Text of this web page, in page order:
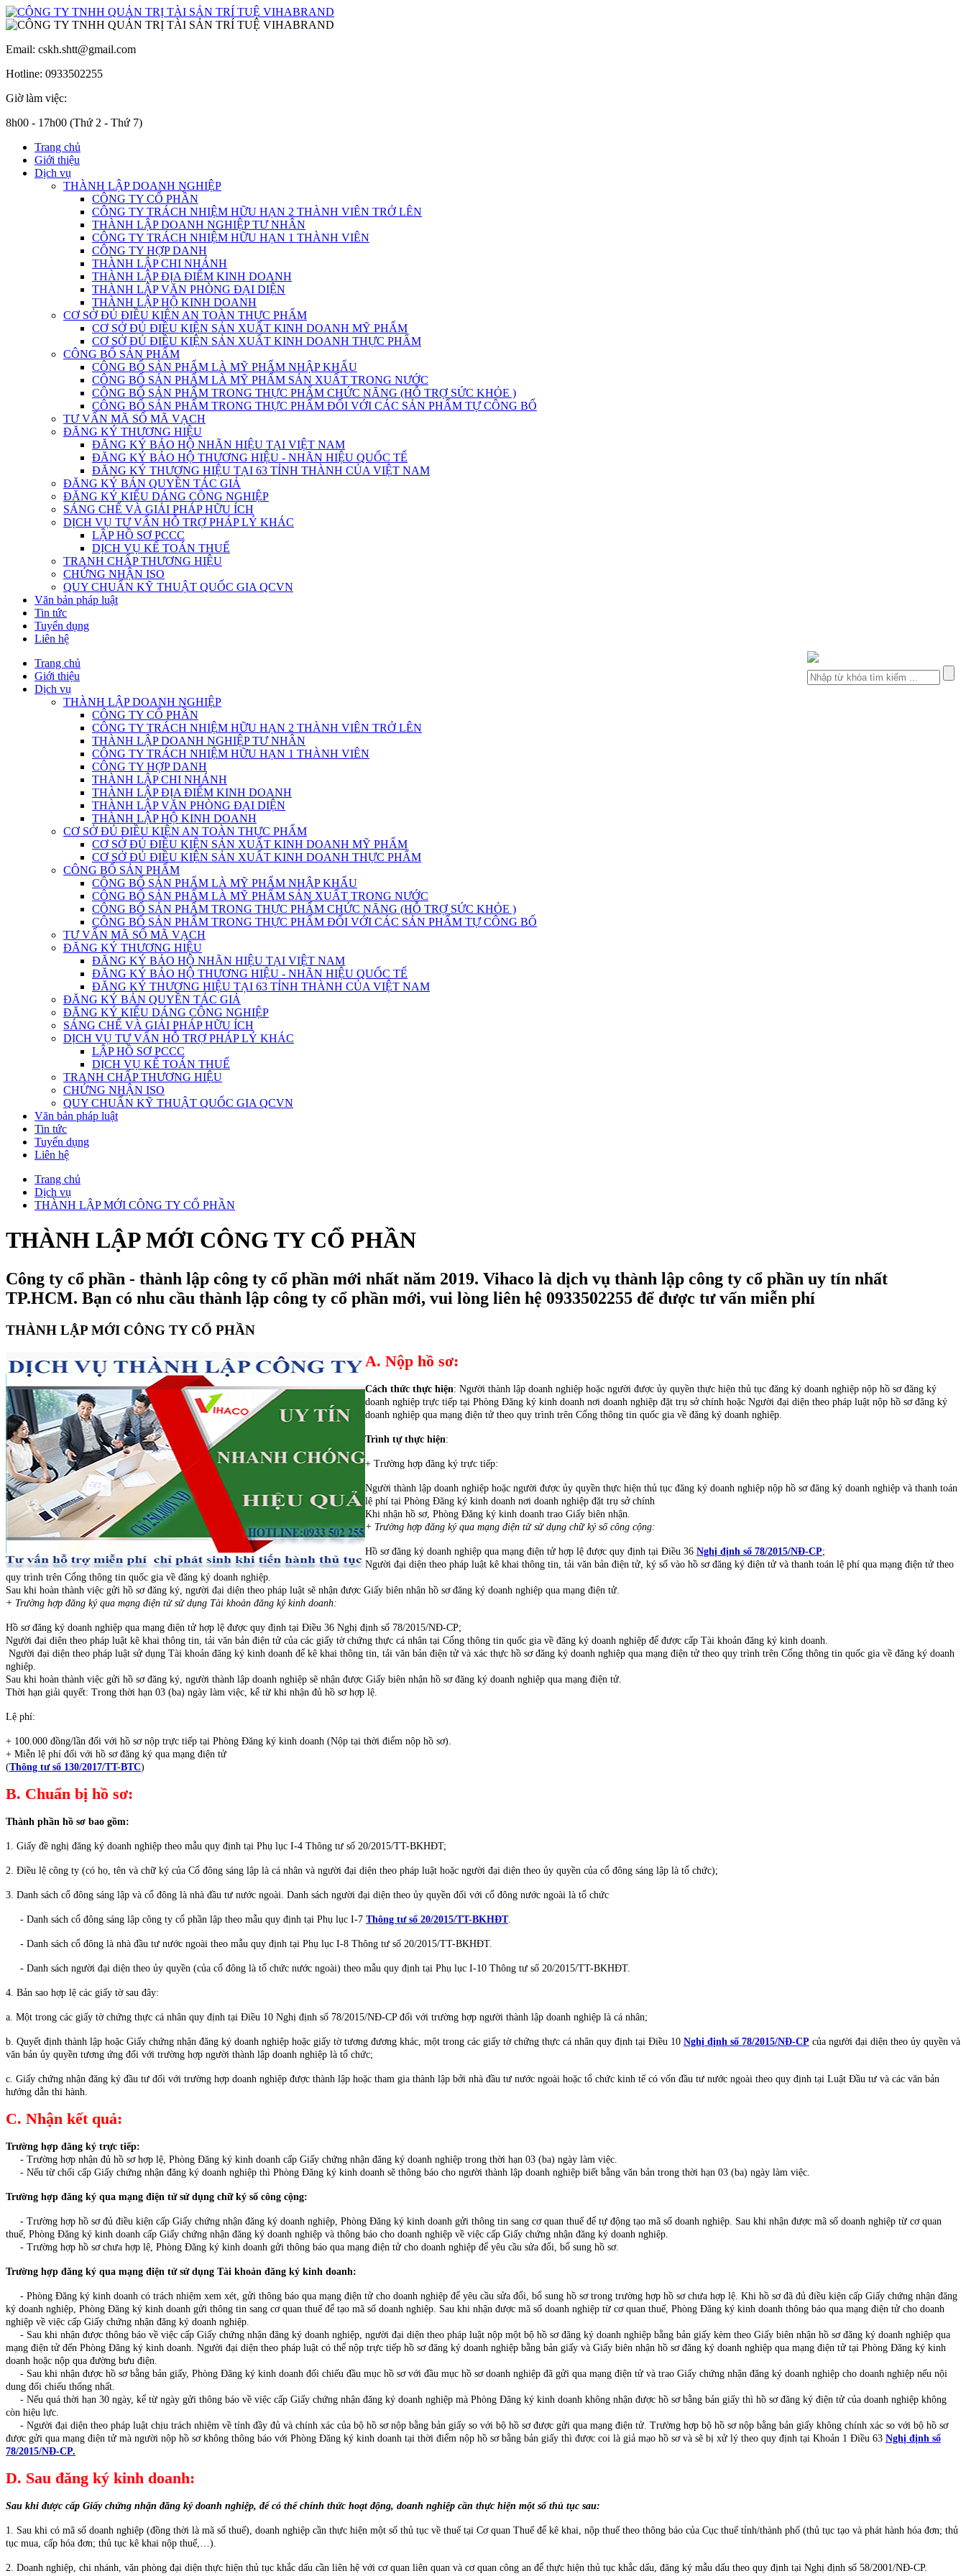
Email: cskh.shtt@gmail.com
Hotline: 0933502255
Giờ làm việc:
8h00 - 17h00 (Thứ 2 - Thứ 7)
Trang chủ
Giới thiệu
Dịch vụ
THÀNH LẬP DOANH NGHIỆP
CÔNG TY CỔ PHẦN
CÔNG TY TRÁCH NHIỆM HỮU HẠN 2 THÀNH VIÊN TRỞ LÊN
THÀNH LẬP DOANH NGHIỆP TƯ NHÂN
CÔNG TY TRÁCH NHIỆM HỮU HẠN 1 THÀNH VIÊN
CÔNG TY HỢP DANH
THÀNH LẬP CHI NHÁNH
THÀNH LẬP ĐỊA ĐIỂM KINH DOANH
THÀNH LẬP VĂN PHÒNG ĐẠI DIỆN
THÀNH LẬP HỘ KINH DOANH
CƠ SỞ ĐỦ ĐIỀU KIỆN AN TOÀN THỰC PHẨM
CƠ SỞ ĐỦ ĐIỀU KIỆN SẢN XUẤT KINH DOANH MỸ PHẨM
CƠ SỞ ĐỦ ĐIỀU KIỆN SẢN XUẤT KINH DOANH THỰC PHẨM
CÔNG BỐ SẢN PHẨM
CÔNG BỐ SẢN PHẨM LÀ MỸ PHẨM NHẬP KHẨU
CÔNG BỐ SẢN PHẨM LÀ MỸ PHẨM SẢN XUẤT TRONG NƯỚC
CÔNG BỐ SẢN PHẨM TRONG THỰC PHẨM CHỨC NĂNG (HỖ TRỢ SỨC KHỎE )
CÔNG BỐ SẢN PHẨM TRONG THỰC PHẨM ĐỐI VỚI CÁC SẢN PHẨM TỰ CÔNG BỐ
TƯ VẤN MÃ SỐ MÃ VẠCH
ĐĂNG KÝ THƯƠNG HIỆU
ĐĂNG KÝ BẢO HỘ NHÃN HIỆU TẠI VIỆT NAM
ĐĂNG KÝ BẢO HỘ THƯƠNG HIỆU - NHÃN HIỆU QUỐC TẾ
ĐĂNG KÝ THƯƠNG HIỆU TẠI 63 TỈNH THÀNH CỦA VIỆT NAM
ĐĂNG KÝ BẢN QUYỀN TÁC GIẢ
ĐĂNG KÝ KIỂU DÁNG CÔNG NGHIỆP
SÁNG CHẾ VÀ GIẢI PHÁP HỮU ÍCH
DỊCH VỤ TƯ VẤN HỖ TRỢ PHÁP LÝ KHÁC
LẬP HỒ SƠ PCCC
DỊCH VỤ KẾ TOÁN THUẾ
TRANH CHẤP THƯƠNG HIỆU
CHỨNG NHẬN ISO
QUY CHUẨN KỸ THUẬT QUỐC GIA QCVN
Văn bản pháp luật
Tin tức
Tuyển dụng
Liên hệ
Trang chủ
Giới thiệu
Dịch vụ
THÀNH LẬP DOANH NGHIỆP
CÔNG TY CỔ PHẦN
CÔNG TY TRÁCH NHIỆM HỮU HẠN 2 THÀNH VIÊN TRỞ LÊN
THÀNH LẬP DOANH NGHIỆP TƯ NHÂN
CÔNG TY TRÁCH NHIỆM HỮU HẠN 1 THÀNH VIÊN
CÔNG TY HỢP DANH
THÀNH LẬP CHI NHÁNH
THÀNH LẬP ĐỊA ĐIỂM KINH DOANH
THÀNH LẬP VĂN PHÒNG ĐẠI DIỆN
THÀNH LẬP HỘ KINH DOANH
CƠ SỞ ĐỦ ĐIỀU KIỆN AN TOÀN THỰC PHẨM
CƠ SỞ ĐỦ ĐIỀU KIỆN SẢN XUẤT KINH DOANH MỸ PHẨM
CƠ SỞ ĐỦ ĐIỀU KIỆN SẢN XUẤT KINH DOANH THỰC PHẨM
CÔNG BỐ SẢN PHẨM
CÔNG BỐ SẢN PHẨM LÀ MỸ PHẨM NHẬP KHẨU
CÔNG BỐ SẢN PHẨM LÀ MỸ PHẨM SẢN XUẤT TRONG NƯỚC
CÔNG BỐ SẢN PHẨM TRONG THỰC PHẨM CHỨC NĂNG (HỖ TRỢ SỨC KHỎE )
CÔNG BỐ SẢN PHẨM TRONG THỰC PHẨM ĐỐI VỚI CÁC SẢN PHẨM TỰ CÔNG BỐ
TƯ VẤN MÃ SỐ MÃ VẠCH
ĐĂNG KÝ THƯƠNG HIỆU
ĐĂNG KÝ BẢO HỘ NHÃN HIỆU TẠI VIỆT NAM
ĐĂNG KÝ BẢO HỘ THƯƠNG HIỆU - NHÃN HIỆU QUỐC TẾ
ĐĂNG KÝ THƯƠNG HIỆU TẠI 63 TỈNH THÀNH CỦA VIỆT NAM
ĐĂNG KÝ BẢN QUYỀN TÁC GIẢ
ĐĂNG KÝ KIỂU DÁNG CÔNG NGHIỆP
SÁNG CHẾ VÀ GIẢI PHÁP HỮU ÍCH
DỊCH VỤ TƯ VẤN HỖ TRỢ PHÁP LÝ KHÁC
LẬP HỒ SƠ PCCC
DỊCH VỤ KẾ TOÁN THUẾ
TRANH CHẤP THƯƠNG HIỆU
CHỨNG NHẬN ISO
QUY CHUẨN KỸ THUẬT QUỐC GIA QCVN
Văn bản pháp luật
Tin tức
Tuyển dụng
Liên hệ
Trang chủ
Dịch vụ
THÀNH LẬP MỚI CÔNG TY CỔ PHẦN
THÀNH LẬP MỚI CÔNG TY CỔ PHẦN
Công ty cổ phần - thành lập công ty cổ phần mới nhất năm 2019. Vihaco là dịch vụ thành lập công ty cổ phần uy tín nhất
TP.HCM. Bạn có nhu cầu thành lập công ty cổ phần mới, vui lòng liên hệ 0933502255 để được tư vấn miễn phí
THÀNH LẬP MỚI CÔNG TY CỔ PHẦN
A. Nộp hồ sơ:
Cách thức thực hiện: Người thành lập doanh nghiệp hoặc người được ủy quyền thực hiện thủ tục đăng ký doanh nghiệp nộp hồ sơ đăng ký
doanh nghiệp trực tiếp tại Phòng Đăng ký kinh doanh nơi doanh nghiệp đặt trụ sở chính hoặc Người đại diện theo pháp luật nộp hồ sơ đăng ký
doanh nghiệp qua mạng điện tử theo quy trình trên Cổng thông tin quốc gia về đăng ký doanh nghiệp.
Trình tự thực hiện:
+ Trường hợp đăng ký trực tiếp:
Người thành lập doanh nghiệp hoặc người được ủy quyền thực hiện thủ tục đăng ký doanh nghiệp nộp hồ sơ đăng ký doanh nghiệp và thanh toán
lệ phí tại Phòng Đăng ký kinh doanh nơi doanh nghiệp đặt trụ sở chính
Khi nhận hồ sơ, Phòng Đăng ký kinh doanh trao Giấy biên nhận.
+ Trường hợp đăng ký qua mạng điện tử sử dụng chữ ký số công cộng:
Hồ sơ đăng ký doanh nghiệp qua mạng điện tử hợp lệ được quy định tại Điều 36 Nghị định số 78/2015/NĐ-CP;
Người đại diện theo pháp luật kê khai thông tin, tải văn bản điện tử, ký số vào hồ sơ đăng ký điện tử và thanh toán lệ phí qua mạng điện tử theo
quy trình trên Cổng thông tin quốc gia về đăng ký doanh nghiệp.
Sau khi hoàn thành việc gửi hồ sơ đăng ký, người đại diện theo pháp luật sẽ nhận được Giấy biên nhận hồ sơ đăng ký doanh nghiệp qua mạng điện tử.
+ Trường hợp đăng ký qua mạng điện tử sử dụng Tài khoản đăng ký kinh doanh:
Hồ sơ đăng ký doanh nghiệp qua mạng điện tử hợp lệ được quy định tại Điều 36 Nghị định số 78/2015/NĐ-CP;
Người đại diện theo pháp luật kê khai thông tin, tải văn bản điện tử của các giấy tờ chứng thực cá nhân tại Cổng thông tin quốc gia về đăng ký doanh nghiệp để được cấp Tài khoản đăng ký kinh doanh.
Người đại diện theo pháp luật sử dụng Tài khoản đăng ký kinh doanh để kê khai thông tin, tải văn bản điện tử và xác thực hồ sơ đăng ký doanh nghiệp qua mạng điện tử theo quy trình trên Cổng thông tin quốc gia về đăng ký doanh
nghiệp.
Sau khi hoàn thành việc gửi hồ sơ đăng ký, người thành lập doanh nghiệp sẽ nhận được Giấy biên nhận hồ sơ đăng ký doanh nghiệp qua mạng điện tử.
Thời hạn giải quyết: Trong thời hạn 03 (ba) ngày làm việc, kể từ khi nhận đủ hồ sơ hợp lệ.
Lệ phí:
+ 100.000 đồng/lần đối với hồ sơ nộp trực tiếp tại Phòng Đăng ký kinh doanh (Nộp tại thời điểm nộp hồ sơ).
+ Miễn lệ phí đối với hồ sơ đăng ký qua mạng điện tử
(Thông tư số 130/2017/TT-BTC)
B. Chuẩn bị hồ sơ:
Thành phần hồ sơ bao gồm:
1. Giấy đề nghị đăng ký doanh nghiệp theo mẫu quy định tại Phụ lục I-4 Thông tư số 20/2015/TT-BKHĐT;
2. Điều lệ công ty (có họ, tên và chữ ký của Cổ đông sáng lập là cá nhân và người đại diện theo pháp luật hoặc người đại diện theo ủy quyền của cổ đông sáng lập là tổ chức);
3. Danh sách cổ đông sáng lập và cổ đông là nhà đầu tư nước ngoài. Danh sách người đại diện theo ủy quyền đối với cổ đông nước ngoài là tổ chức
- Danh sách cổ đông sáng lập công ty cổ phần lập theo mẫu quy định tại Phụ lục I-7 Thông tư số 20/2015/TT-BKHĐT.
- Danh sách cổ đông là nhà đầu tư nước ngoài theo mẫu quy định tại Phụ lục I-8 Thông tư số 20/2015/TT-BKHĐT.
- Danh sách người đại diện theo ủy quyền (của cổ đông là tổ chức nước ngoài) theo mẫu quy định tại Phụ lục I-10 Thông tư số 20/2015/TT-BKHĐT.
4. Bản sao hợp lệ các giấy tờ sau đây:
a. Một trong các giấy tờ chứng thực cá nhân quy định tại Điều 10 Nghị định số 78/2015/NĐ-CP đối với trường hợp người thành lập doanh nghiệp là cá nhân;
b. Quyết định thành lập hoặc Giấy chứng nhận đăng ký doanh nghiệp hoặc giấy tờ tương đương khác, một trong các giấy tờ chứng thực cá nhân quy định tại Điều 10 Nghị định số 78/2015/NĐ-CP của người đại diện theo ủy quyền và
văn bản ủy quyền tương ứng đối với trường hợp người thành lập doanh nghiệp là tổ chức;
c. Giấy chứng nhận đăng ký đầu tư đối với trường hợp doanh nghiệp được thành lập hoặc tham gia thành lập bởi nhà đầu tư nước ngoài hoặc tổ chức kinh tế có vốn đầu tư nước ngoài theo quy định tại Luật Đầu tư và các văn bản
hướng dẫn thi hành.
C. Nhận kết quả:
Trường hợp đăng ký trực tiếp:
- Trường hợp nhận đủ hồ sơ hợp lệ, Phòng Đăng ký kinh doanh cấp Giấy chứng nhận đăng ký doanh nghiệp trong thời hạn 03 (ba) ngày làm việc.
- Nếu từ chối cấp Giấy chứng nhận đăng ký doanh nghiệp thì Phòng Đăng ký kinh doanh sẽ thông báo cho người thành lập doanh nghiệp biết bằng văn bản trong thời hạn 03 (ba) ngày làm việc.
Trường hợp đăng ký qua mạng điện tử sử dụng chữ ký số công cộng:
- Trường hợp hồ sơ đủ điều kiện cấp Giấy chứng nhận đăng ký doanh nghiệp, Phòng Đăng ký kinh doanh gửi thông tin sang cơ quan thuế để tự động tạo mã số doanh nghiệp. Sau khi nhận được mã số doanh nghiệp từ cơ quan
thuế, Phòng Đăng ký kinh doanh cấp Giấy chứng nhận đăng ký doanh nghiệp và thông báo cho doanh nghiệp về việc cấp Giấy chứng nhận đăng ký doanh nghiệp.
- Trường hợp hồ sơ chưa hợp lệ, Phòng Đăng ký kinh doanh gửi thông báo qua mạng điện tử cho doanh nghiệp để yêu cầu sửa đổi, bổ sung hồ sơ.
Trường hợp đăng ký qua mạng điện tử sử dụng Tài khoản đăng ký kinh doanh:
- Phòng Đăng ký kinh doanh có trách nhiệm xem xét, gửi thông báo qua mạng điện tử cho doanh nghiệp để yêu cầu sửa đổi, bổ sung hồ sơ trong trường hợp hồ sơ chưa hợp lệ. Khi hồ sơ đã đủ điều kiện cấp Giấy chứng nhận đăng
ký doanh nghiệp, Phòng Đăng ký kinh doanh gửi thông tin sang cơ quan thuế để tạo mã số doanh nghiệp. Sau khi nhận được mã số doanh nghiệp từ cơ quan thuế, Phòng Đăng ký kinh doanh thông báo qua mạng điện tử cho doanh
nghiệp về việc cấp Giấy chứng nhận đăng ký doanh nghiệp.
- Sau khi nhận được thông báo về việc cấp Giấy chứng nhận đăng ký doanh nghiệp, người đại diện theo pháp luật nộp một bộ hồ sơ đăng ký doanh nghiệp bằng bản giấy kèm theo Giấy biên nhận hồ sơ đăng ký doanh nghiệp qua
mạng điện tử đến Phòng Đăng ký kinh doanh. Người đại diện theo pháp luật có thể nộp trực tiếp hồ sơ đăng ký doanh nghiệp bằng bản giấy và Giấy biên nhận hồ sơ đăng ký doanh nghiệp qua mạng điện tử tại Phòng Đăng ký kinh
doanh hoặc nộp qua đường bưu điện.
- Sau khi nhận được hồ sơ bằng bản giấy, Phòng Đăng ký kinh doanh đối chiếu đầu mục hồ sơ với đầu mục hồ sơ doanh nghiệp đã gửi qua mạng điện tử và trao Giấy chứng nhận đăng ký doanh nghiệp cho doanh nghiệp nếu nội
dung đối chiếu thống nhất.
- Nếu quá thời hạn 30 ngày, kể từ ngày gửi thông báo về việc cấp Giấy chứng nhận đăng ký doanh nghiệp mà Phòng Đăng ký kinh doanh không nhận được hồ sơ bằng bản giấy thì hồ sơ đăng ký điện tử của doanh nghiệp không
còn hiệu lực.
- Người đại diện theo pháp luật chịu trách nhiệm về tính đầy đủ và chính xác của bộ hồ sơ nộp bằng bản giấy so với bộ hồ sơ được gửi qua mạng điện tử. Trường hợp bộ hồ sơ nộp bằng bản giấy không chính xác so với bộ hồ sơ
được gửi qua mạng điện tử mà người nộp hồ sơ không thông báo với Phòng Đăng ký kinh doanh tại thời điểm nộp hồ sơ bằng bản giấy thì được coi là giả mạo hồ sơ và sẽ bị xử lý theo quy định tại Khoản 1 Điều 63 Nghị định số
78/2015/NĐ-CP.
D. Sau đăng ký kinh doanh:
Sau khi được cấp Giấy chứng nhận đăng ký doanh nghiệp, để có thể chính thức hoạt động, doanh nghiệp cần thực hiện một số thủ tục sau:
1. Sau khi có mã số doanh nghiệp (đồng thời là mã số thuế), doanh nghiệp cần thực hiện một số thủ tục về thuế tại Cơ quan Thuế để kê khai, nộp thuế theo thông báo của Cục thuế tỉnh/thành phố (thủ tục tạo và phát hành hóa đơn; thủ
tục mua, cấp hóa đơn; thủ tục kê khai nộp thuế,…).
2. Doanh nghiệp, chi nhánh, văn phòng đại diện thực hiện thủ tục khắc dấu cần liên hệ với cơ quan liên quan và cơ quan công an để thực hiện thủ tục khắc dấu, đăng ký mẫu dấu theo quy định tại Nghị định số 58/2001/NĐ-CP.